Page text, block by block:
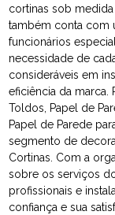
cortinas sob
também conta com
funcionários
necessidade de
consideráveis em
eficiência da marca.
Toldos, Papel de
Papel de Parede
segmento de
Cortinas. Com a
sobre os serviços
profissionais e
confiança e sua